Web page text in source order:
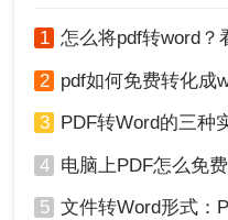
5、点击“开始转换”按
1 怎么将pdf转word？
2 pdf如何免费转化成word？四
3 PDF转Word的三种实用方法
4 电脑上PDF怎么免费转换成Word
5 文件转Word形式：PDF、